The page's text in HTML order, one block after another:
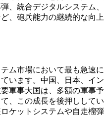
、統合デジタルシステム、
、砲兵能力の継続的な向上
ム市場において最も急速に
います。中国、日本、イン
軍事大国は、多額の軍事予
、この成長を後押ししてい
ケットシステムや自走榴弾